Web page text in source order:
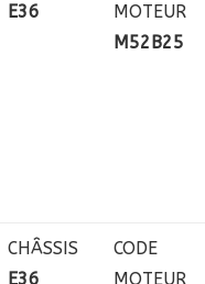
E36
MOTEUR
M52B25
CHÂSSIS
E36
CODE
MOTEUR